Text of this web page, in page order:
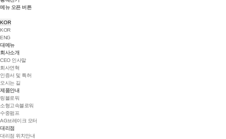
메뉴 오픈 버튼
KOR
KOR
ENG
대메뉴
회사소개
CEO 인사말
회사연혁
인증서 및 특허
오시는 길
제품안내
링블로워
소형고속블로워
수중펌프
AG브레이크 모터
대리점
대리점 위치안내